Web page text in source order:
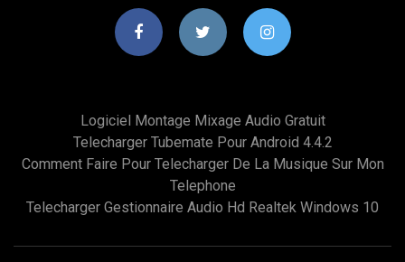
Logiciel Montage Mixage Audio Gratuit
Telecharger Tubemate Pour Android 4.4.2
Comment Faire Pour Telecharger De La Musique Sur Mon
Telephone
Telecharger Gestionnaire Audio Hd Realtek Windows 10